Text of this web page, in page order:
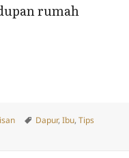
rumah
Daun
Tags
Dapur,Ibu,Tips
Pisang Agar Awet dan